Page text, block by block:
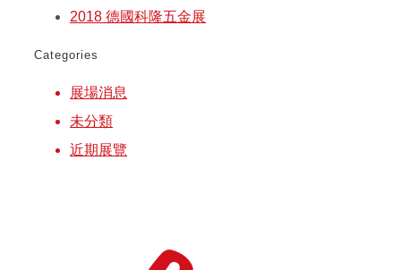
2018 德國科隆五金展
Categories
展場消息
未分類
近期展覽